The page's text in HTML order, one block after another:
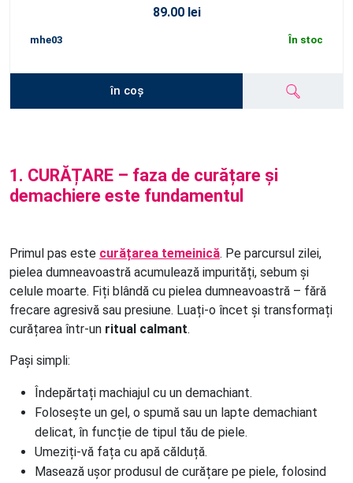
89.00 lei
mhe03 În stoc
în coș
1. CURĂȚARE – faza de curățare și
demachiere este fundamentul
Primul pas este curățarea temeinică. Pe parcursul zilei,
pielea dumneavoastră acumulează impurități, sebum și
celule moarte. Fiți blândă cu pielea dumneavoastră – fără
frecare agresivă sau presiune. Luați-o încet și transformați
curățarea într-un ritual calmant.
Pași simpli:
Îndepărtați machiajul cu un demachiant.
Folosește un gel, o spumă sau un lapte demachiant
delicat, în funcție de tipul tău de piele.
Umeziți-vă fața cu apă călduță.
Masează ușor produsul de curățare pe piele, folosind